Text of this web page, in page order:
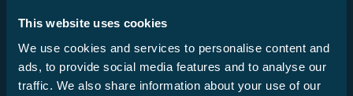
This website uses cookies
We use cookies and services to personalise content and
ads, to provide social media features and to analyse our
traffic. We also share information about your use of our